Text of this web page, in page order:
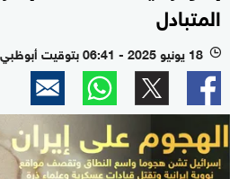
المتبادل
l 18 يونيو 2025 - 06:41 بتوقيت أبوظبي